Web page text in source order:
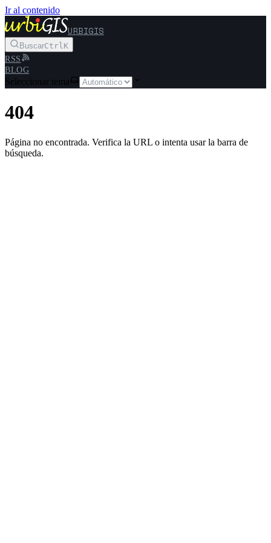
Ir al contenido
URBIGIS
BuscarCtrlK
RSS
BLOG
Seleccionar tema
404
Página no encontrada. Verifica la URL o intenta usar la barra de
búsqueda.